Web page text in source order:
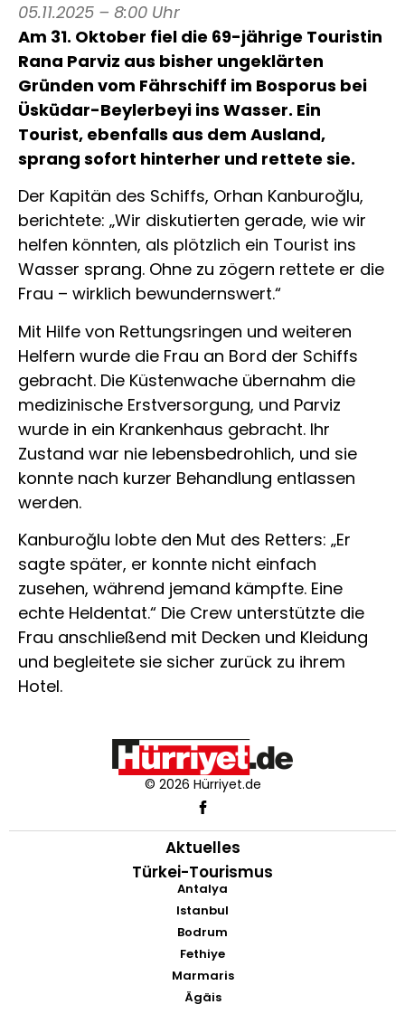
05.11.2025 – 8:00 Uhr
Am 31. Oktober fiel die 69-jährige Touristin
Rana Parviz aus bisher ungeklärten
Gründen vom Fährschiff im Bosporus bei
Üsküdar-Beylerbeyi ins Wasser. Ein
Tourist, ebenfalls aus dem Ausland,
sprang sofort hinterher und rettete sie.
Der Kapitän des Schiffs, Orhan Kanburoğlu,
berichtete: „Wir diskutierten gerade, wie wir
helfen könnten, als plötzlich ein Tourist ins
Wasser sprang. Ohne zu zögern rettete er die
Frau – wirklich bewundernswert.“
Mit Hilfe von Rettungsringen und weiteren
Helfern wurde die Frau an Bord der Schiffs
gebracht. Die Küstenwache übernahm die
medizinische Erstversorgung, und Parviz
wurde in ein Krankenhaus gebracht. Ihr
Zustand war nie lebensbedrohlich, und sie
konnte nach kurzer Behandlung entlassen
werden.
Kanburoğlu lobte den Mut des Retters: „Er
sagte später, er konnte nicht einfach
zusehen, während jemand kämpfte. Eine
echte Heldentat.“ Die Crew unterstützte die
Frau anschließend mit Decken und Kleidung
und begleitete sie sicher zurück zu ihrem
Hotel.
© 2026 Hürriyet.de
Aktuelles
Türkei-Tourismus
Antalya
Istanbul
Bodrum
Fethiye
Marmaris
Ägäis